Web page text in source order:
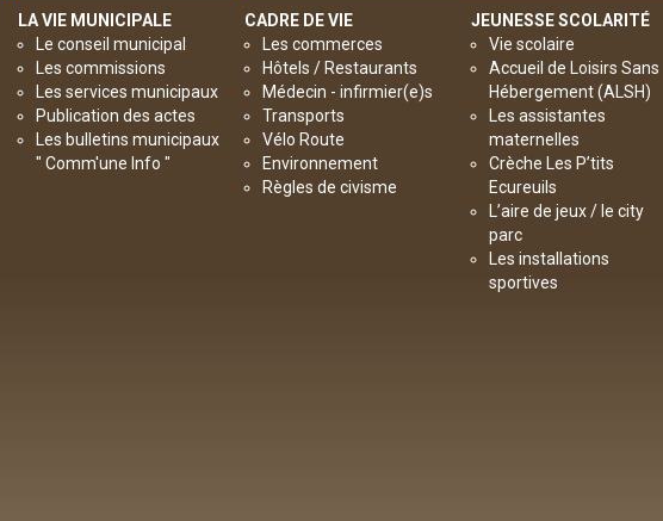
LA VIE MUNICIPALE
Le conseil municipal
Les commissions
Les services municipaux
Publication des actes
Les bulletins municipaux
" Comm'une Info "
CADRE DE VIE
Les commerces
Hôtels / Restaurants
Médecin - infirmier(e)s
Transports
Vélo Route
Environnement
Règles de civisme
JEUNESSE SCOLARITÉ
Vie scolaire
Accueil de Loisirs Sans
Hébergement (ALSH)
Les assistantes
maternelles
Crèche Les P’tits
Ecureuils
L’aire de jeux / le city
parc
Les installations
sportives